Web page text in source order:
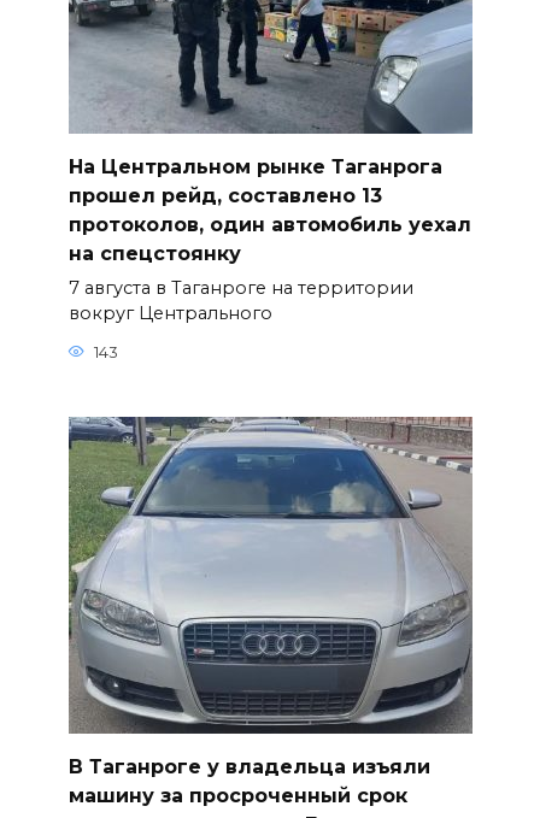
На Центральном рынке Таганрога
прошел рейд, составлено 13
протоколов, один автомобиль уехал
на спецстоянку
7 августа в Таганроге на территории
вокруг Центрального
143
В Таганроге у владельца изъяли
машину за просроченный срок